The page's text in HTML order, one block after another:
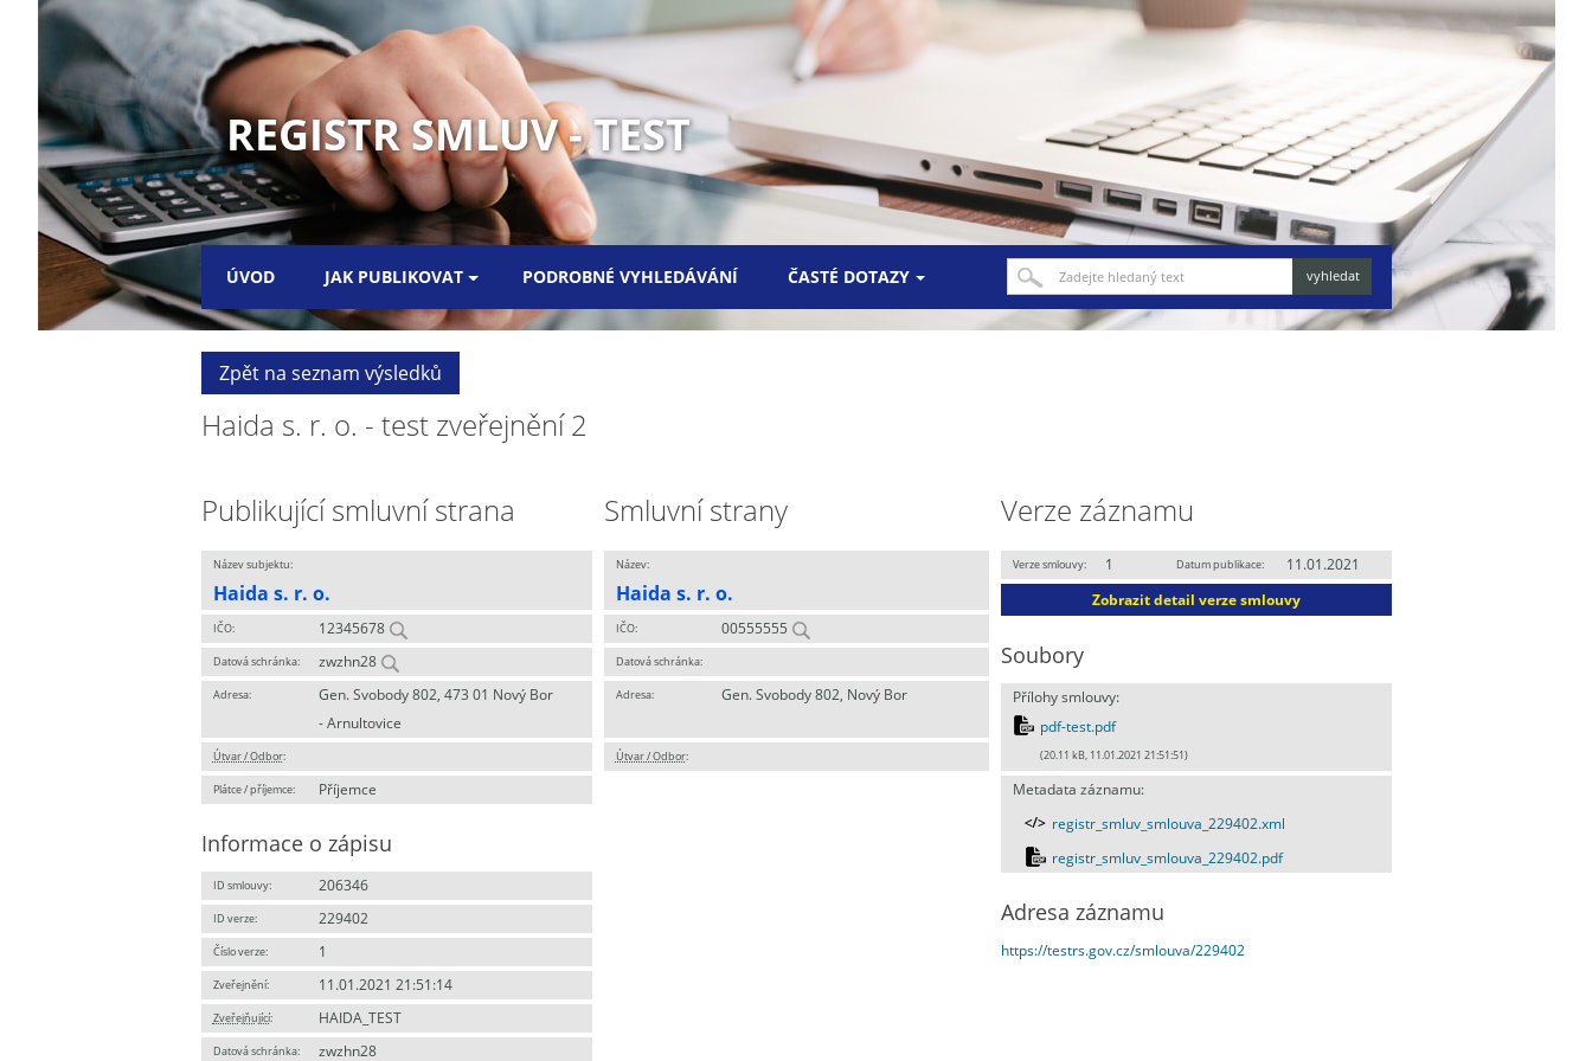
REGISTR SMLUV - TEST
ÚVOD JAK PUBLIKOVAT PODROBNÉ VYHLEDÁVÁNÍ ČASTÉ DOTAZY
Zpět na seznam výsledků
Haida s. r. o. - test zveřejnění 2
Publikující smluvní strana
Název subjektu:
Haida s. r. o.
IČO: 12345678
Datová schránka: zwzhn28
Adresa:
Gen. Svobody 802, 473 01 Nový Bor
- Arnultovice
Útvar / Odbor:
Plátce / příjemce: Příjemce
Informace o zápisu
ID smlouvy: 206346
ID verze: 229402
Číslo verze: 1
Zveřejnění: 11.01.2021 21:51:14
Zveřejňující: HAIDA_TEST
Datová schránka: zwzhn28
Smluvní strany
Název:
Haida s. r. o.
IČO: 00555555
Datová schránka:
Adresa: Gen. Svobody 802, Nový Bor
Útvar / Odbor:
Verze záznamu
Verze smlouvy: 1 Datum publikace:
11.01.2021
Zobrazit detail verze smlouvy
Soubory
Přílohy smlouvy:
pdf-test.pdf
(20.11 kB, 11.01.2021 21:51:51)
Metadata záznamu:
registr_smluv_smlouva_229402.xml
registr_smluv_smlouva_229402.pdf
Adresa záznamu
https://testrs.gov.cz/smlouva/229402